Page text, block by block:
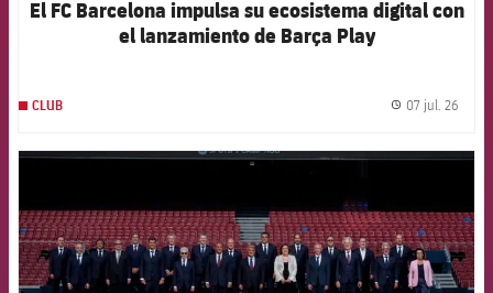
El FC Barcelona impulsa su ecosistema digital con
el lanzamiento de Barça Play
CLUB 07 jul. 26
FCB Barcelona badge